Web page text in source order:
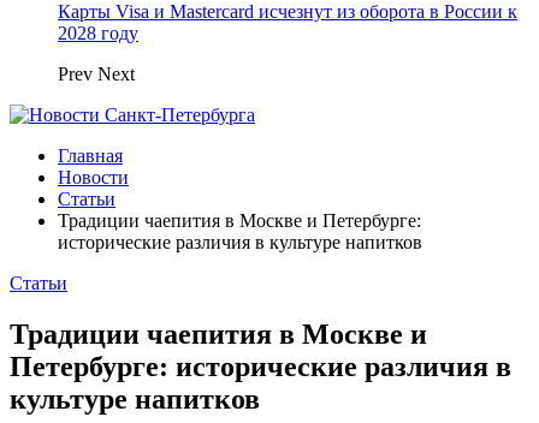
Карты Visa и Mastercard исчезнут из оборота в России к
2028 году
Prev Next
Главная
Новости
Статьи
Традиции чаепития в Москве и Петербурге:
исторические различия в культуре напитков
Статьи
Традиции чаепития в Москве и
Петербурге: исторические различия в
культуре напитков